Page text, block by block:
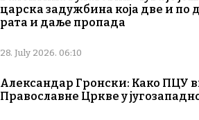
царска задужбина која две и по
рата и даље пропада
28. July 2026. 06:10
Александар Гронски: Како ПЦУ
Православне Цркве у